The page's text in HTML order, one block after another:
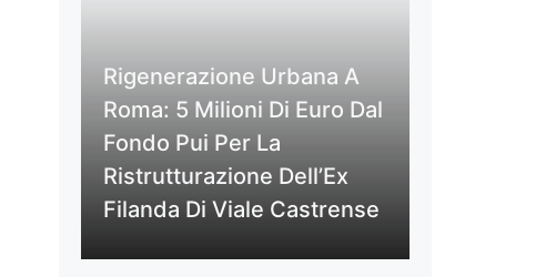
Rigenerazione Urbana A
Roma: 5 Milioni Di Euro Dal
Fondo Pui Per La
Ristrutturazione Dell’Ex
Filanda Di Viale Castrense